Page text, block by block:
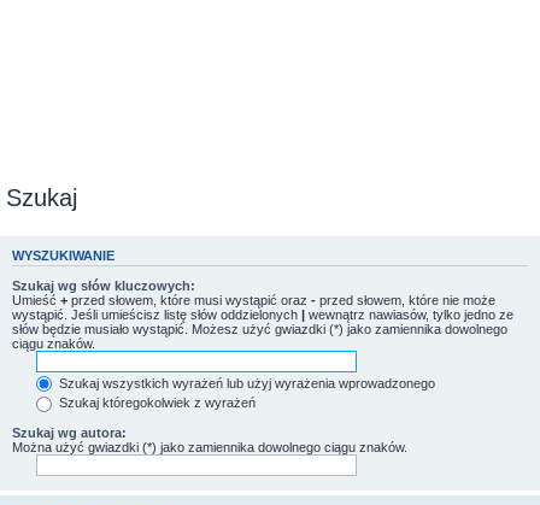
Szukaj
WYSZUKIWANIE
Szukaj wg słów kluczowych:
Umieść + przed słowem, które musi wystąpić oraz - przed słowem, które nie może
wystąpić. Jeśli umieścisz listę słów oddzielonych | wewnątrz nawiasów, tylko jedno ze
słów będzie musiało wystąpić. Możesz użyć gwiazdki (*) jako zamiennika dowolnego
ciągu znaków.
Szukaj wszystkich wyrażeń lub użyj wyrażenia wprowadzonego
Szukaj któregokolwiek z wyrażeń
Szukaj wg autora:
Można użyć gwiazdki (*) jako zamiennika dowolnego ciągu znaków.